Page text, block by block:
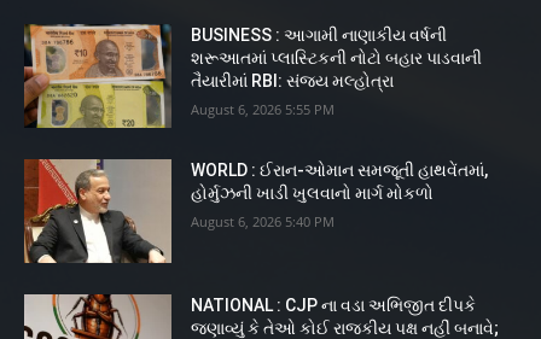
BUSINESS : આગામી નાણાકીય વર્ષની
શરૂઆતમાં પ્લાસ્ટિકની નોટો બહાર પાડવાની
તૈયારીમાં RBI: સંજય મલ્હોત્રા
August 6, 2026 5:55 PM
WORLD : ઈરાન-ઓમાન સમજૂતી હાથવેંતમાં,
હોર્મુઝની ખાડી ખુલવાનો માર્ગ મોકળો
August 6, 2026 5:40 PM
NATIONAL : CJP ના વડા અભિજીત દીપકે
જણાવ્યું કે તેઓ કોઈ રાજકીય પક્ષ નહીં બનાવે;